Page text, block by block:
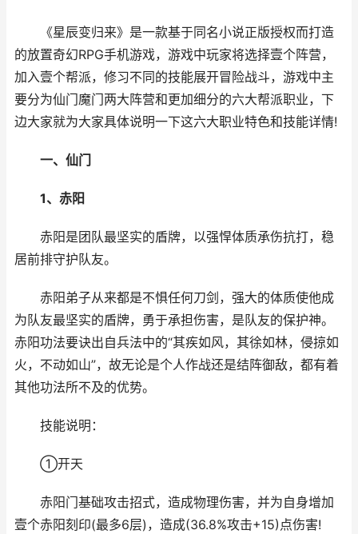
《星辰变归来》是一款基于同名小说正版授权而打造
的放置奇幻RPG手机游戏，游戏中玩家将选择壹个阵营，
加入壹个帮派，修习不同的技能展开冒险战斗，游戏中主
要分为仙门魔门两大阵营和更加细分的六大帮派职业，下
边大家就为大家具体说明一下这六大职业特色和技能详情!
一、仙门
1、赤阳
赤阳是团队最坚实的盾牌，以强悍体质承伤抗打，稳
居前排守护队友。
赤阳弟子从来都是不惧任何刀剑，强大的体质使他成
为队友最坚实的盾牌，勇于承担伤害，是队友的保护神。
赤阳功法要诀出自兵法中的“其疾如风，其徐如林，侵掠如
火，不动如山”，故无论是个人作战还是结阵御敌，都有着
其他功法所不及的优势。
技能说明：
①开天
赤阳门基础攻击招式，造成物理伤害，并为自身增加
壹个赤阳刻印(最多6层)，造成(36.8%攻击+15)点伤害!